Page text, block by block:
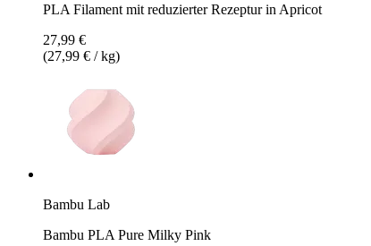
PLA Filament mit reduzierter Rezeptur in Apricot
27,99 €
(27,99 € / kg)
Bambu Lab
Bambu PLA Pure Milky Pink